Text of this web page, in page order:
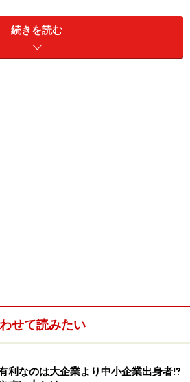
画は、実行するだけでも大変なこ
現させるなんて…。それが出来る
だってデキてる。そう思ったりし
続きを読む
せて読みたい
利なのは大企業より中小企業出身者⁉